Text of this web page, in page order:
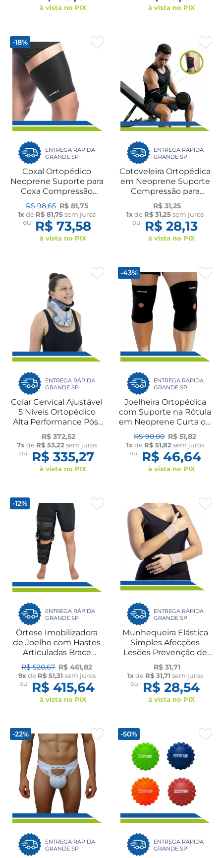
à vista no PIX à vista no PIX
-18%
ENTREGA RÁPIDA
GRANDE SP
Coxal Ortopédico
Neoprene Suporte para
Coxa Compressão
Distensão Lesão
Muscular Esporte UN
Dilepé
R$ 98,65 R$ 81,75
1xde R$ 81,75sem juros
ou
R$ 73,58
à vista no PIX
ENTREGA RÁPIDA
GRANDE SP
Cotoveleira Ortopédica
em Neoprene Suporte
Compressão para
Cotovelo UN Dilepé
R$ 31,25
1xde R$ 31,25sem juros
ou
R$ 28,13
à vista no PIX
ENTREGA RÁPIDA
GRANDE SP
Colar Cervical Ajustável
5 Níveis Ortopédico
Alta Performance Pós-
Trauma Fratura Lesão
Dilepé
R$ 372,52
7xde R$ 53,22sem juros
ou
R$ 335,27
à vista no PIX
-43%
ENTREGA RÁPIDA
GRANDE SP
Joelheira Ortopédica
com Suporte na Rótula
em Neoprene Curta ou
Longa UN Dilepé
R$ 90,00 R$ 51,82
1xde R$ 51,82sem juros
ou
R$ 46,64
à vista no PIX
-12%
ENTREGA RÁPIDA
GRANDE SP
Órtese Imobilizadora
de Joelho com Hastes
Articuladas Brace
Estabilidade Segurança
Ajuste Personalizado
Dilepé
R$ 520,67 R$ 461,82
9xde R$ 51,31 sem juros
ou
R$ 415,64
à vista no PIX
ENTREGA RÁPIDA
GRANDE SP
Munhequeira Elástica
Simples Afecções
Lesões Prevenção de
Reincidência
Atividades Físicas Par
Dilepé
R$ 31,71
1xde R$ 31,71 sem juros
ou
R$ 28,54
à vista no PIX
-22%
ENTREGA RÁPIDA
GRANDE SP
-50%
ENTREGA RÁPIDA
GRANDE SP